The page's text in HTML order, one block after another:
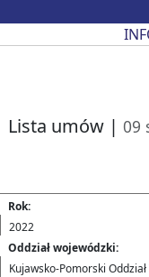
Przejdź do strony głównej
Lista umów | 09
Rok:
2022
Oddział wojewódzki:
Kujawsko-Pomorski